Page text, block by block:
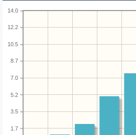
1.7
3.5
5.2
7.0
8.7
10.5
12.2
14.0